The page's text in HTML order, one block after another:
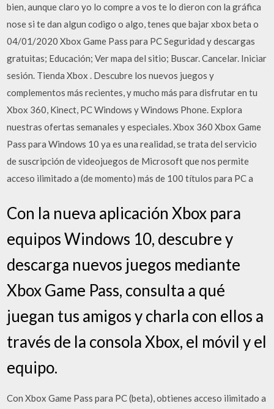
bien, aunque claro yo lo compre a vos te lo dieron con la gráfica
nose si te dan algun codigo o algo, tenes que bajar xbox beta o
04/01/2020 Xbox Game Pass para PC Seguridad y descargas
gratuitas; Educación; Ver mapa del sitio; Buscar. Cancelar. Iniciar
sesión. Tienda Xbox . Descubre los nuevos juegos y
complementos más recientes, y mucho más para disfrutar en tu
Xbox 360, Kinect, PC Windows y Windows Phone. Explora
nuestras ofertas semanales y especiales. Xbox 360 Xbox Game
Pass para Windows 10 ya es una realidad, se trata del servicio
de suscripción de videojuegos de Microsoft que nos permite
acceso ilimitado a (de momento) más de 100 títulos para PC a
Con la nueva aplicación Xbox para
equipos Windows 10, descubre y
descarga nuevos juegos mediante
Xbox Game Pass, consulta a qué
juegan tus amigos y charla con ellos a
través de la consola Xbox, el móvil y el
equipo.
Con Xbox Game Pass para PC (beta), obtienes acceso ilimitado a